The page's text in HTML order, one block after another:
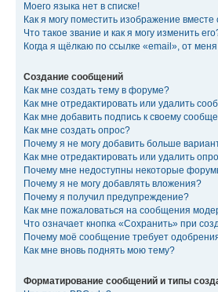
Моего языка нет в списке!
Как я могу поместить изображение
Что такое звание и как я могу изменить
Когда я щёлкаю по ссылке «email», от
Создание сообщений
Как мне создать тему в форуме?
Как мне отредактировать или удалить
Как мне добавить подпись к своему
Как мне создать опрос?
Почему я не могу добавить больше
Как мне отредактировать или удалить
Почему мне недоступны некоторые
Почему я не могу добавлять вложения?
Почему я получил предупреждение?
Как мне пожаловаться на сообщения
Что означает кнопка «Сохранить» при
Почему моё сообщение требует
Как мне вновь поднять мою тему?
Форматирование сообщений и типы